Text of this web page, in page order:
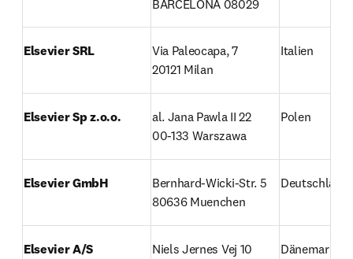
BARCELONA 08029
Elsevier SRL
Via Paleocapa, 7
20121 Milan
Italien
Elsevier Sp z.o.o.
al. Jana Pawla II 22
00-133 Warszawa
Polen
Elsevier GmbH
Bernhard-Wicki-Str. 5
80636 Muenchen
Deutschland
Elsevier A/S
Niels Jernes Vej 10
Dänemark